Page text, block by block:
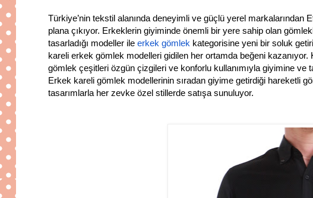
Türkiye’nin tekstil alanında deneyimli ve güçlü yerel
plana çıkıyor. Erkeklerin giyiminde önemli bir yere sahip olan
tasarladığı modeller ile erkek gömlek kategorisine yeni bir soluk
kareli erkek gömlek modelleri gidilen her ortamda beğeni
gömlek çeşitleri özgün çizgileri ve konforlu kullanımıyla giyimine ve
Erkek kareli gömlek modellerinin sıradan giyime getirdiği hareketli
tasarımlarla her zevke özel stillerde satışa sunuluyor.